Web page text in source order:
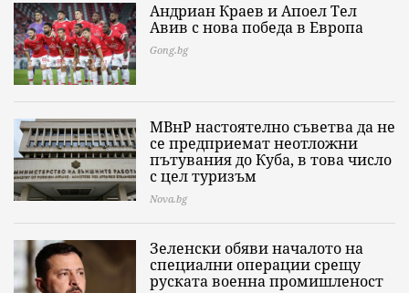
Андриан Краев и Апоел Тел
Авив с нова победа в Европа
Gong.bg
МВнР настоятелно съветва да не
се предприемат неотложни
пътувания до Куба, в това число
с цел туризъм
Nova.bg
Зеленски обяви началото на
специални операции срещу
руската военна промишленост